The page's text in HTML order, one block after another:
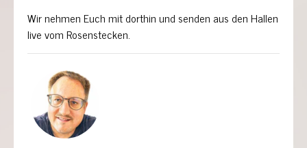
Wir nehmen Euch mit dorthin und senden aus den Hallen
live vom Rosenstecken.